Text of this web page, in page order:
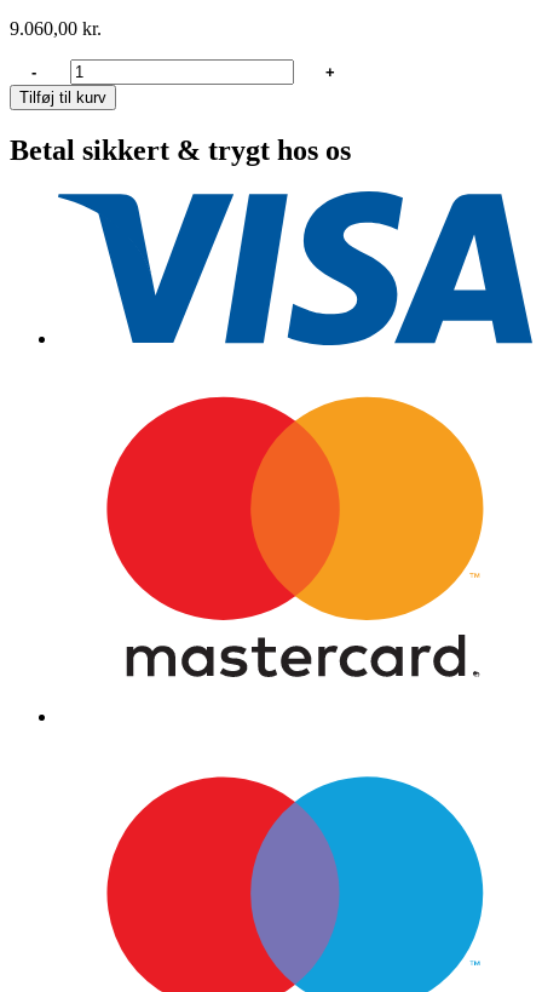
9.060,00 kr.
Lewmar
Vx1
go
500W,
-
+
Tilføj til kurv
Betal sikkert & trygt hos os